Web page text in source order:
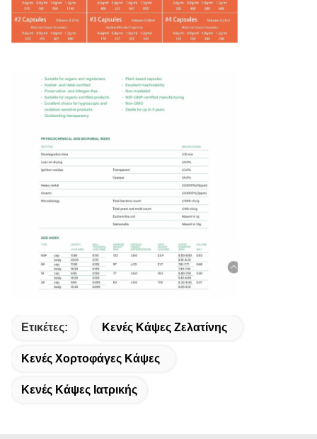
Ετικέτες: Κενές Κάψες Ζελατίνης
Κενές Χορτοφάγες Κάψες
Κενές Κάψες Ιατρικής